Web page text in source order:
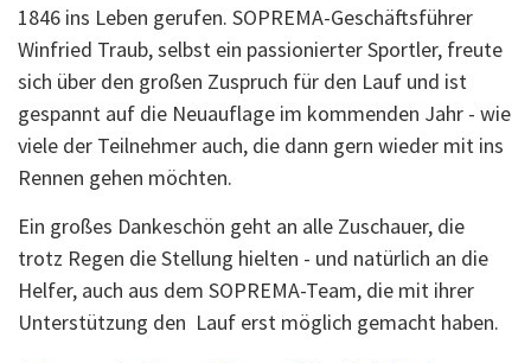
1846 ins Leben gerufen. SOPREMA-Geschäftsführer
Winfried Traub, selbst ein passionierter Sportler, freute
sich über den großen Zuspruch für den Lauf und ist
gespannt auf die Neuauflage im kommenden Jahr - wie
viele der Teilnehmer auch, die dann gern wieder mit ins
Rennen gehen möchten.
Ein großes Dankeschön geht an alle Zuschauer, die
trotz Regen die Stellung hielten - und natürlich an die
Helfer, auch aus dem SOPREMA-Team, die mit ihrer
Unterstützung den Lauf erst möglich gemacht haben.